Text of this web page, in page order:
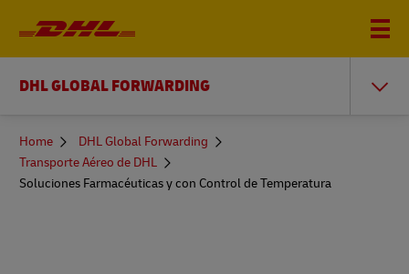
DHL GLOBAL FORWARDING
You
here
Home
DHL Global Forwarding
Transporte Aéreo de DHL
Soluciones Farmacéuticas y con Control de Temperatura